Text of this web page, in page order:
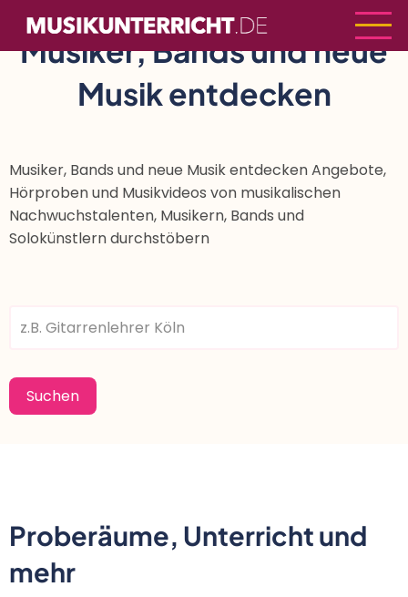
zum
InhaltMusiker, Bands und neue
Musik entdecken
Musiker, Bands und neue Musik entdecken Angebote,
Hörproben und Musikvideos von musikalischen
Nachwuchstalenten, Musikern, Bands und
Solokünstlern durchstöbern
Proberäume, Unterricht und
mehr